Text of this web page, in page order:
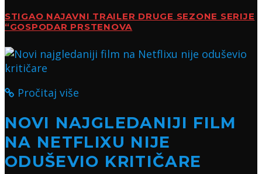
STIGAO NAJAVNI TRAILER DRUGE SEZONE SERIJE
“GOSPODAR PRSTENOVA
Pročitaj više
NOVI NAJGLEDANIJI FILM
NA NETFLIXU NIJE
ODUŠEVIO KRITIČARE